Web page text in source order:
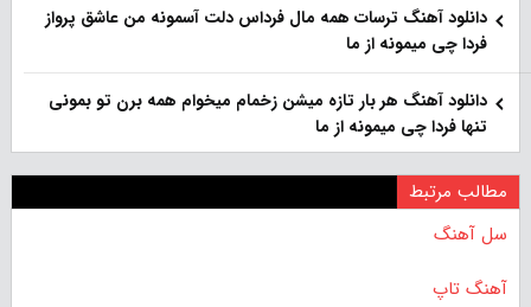
دانلود آهنگ ترسات همه مال فرداس دلت آسمونه من عاشق پرواز
فردا چی میمونه از ما
دانلود آهنگ هر بار تازه میشن زخمام میخوام همه برن تو بمونی
تنها فردا چی میمونه از ما
مطالب مرتبط
سل آهنگ
آهنگ تاپ